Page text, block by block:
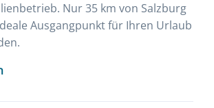
Nur 35 km von Salzburg
Ausgangpunkt für Ihren Urlaub